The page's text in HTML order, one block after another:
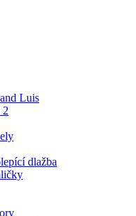
Luis
2
dlažba